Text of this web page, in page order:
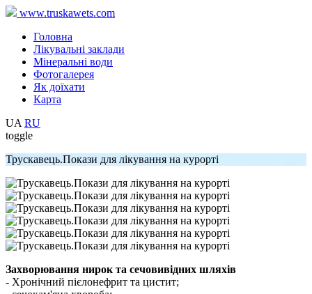
www.truskawets.com
Головна
Лікувальні заклади
Мінеральні води
Фотогалерея
Як доїхати
Карта
UA RU
toggle
Трускавець.Покази для лікування на курорті
Захворювання нирок та сечовивідних шляхів
- Хронічний пієлонефрит та цистит;